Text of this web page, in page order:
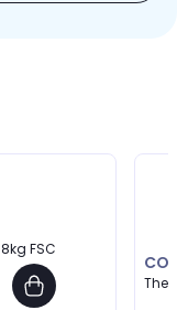
8kg FSC